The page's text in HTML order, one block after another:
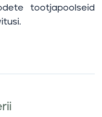
tootjapoolseid